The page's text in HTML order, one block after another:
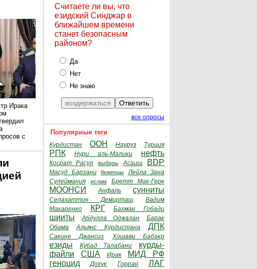
Ирака
с
Считаете ли вы, что
езидский Синджар в
ближайшем времени
станет безопасным
районом?
Да
Нет
Не знаю
все опросы
Популярные теги
Курдистан ООН Науруз Турция
РПК Нури аль-Малики нефть
Косрат Расул выборы Асаиш BDP
Масуд Барзани беженцы
Лейла Зана
Сулеймания
ислам Бретт Мак-Герк
МООНСИ Анфаль сунниты
Селахаттин Демирташ
Вадим
Макаренко
КРГ Бахман Гобади
шииты Абдулла Оджалан
Барак
Обама
Альянс Курдистана ДПК
Сакине Джансиз Хошави Бабакр
езиды Кубад Талабани
курды-
файли
США Ирак
МИД РФ
геноцид
Дохук Горран ЛАГ